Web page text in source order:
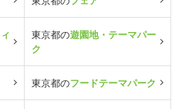
東京都の遊園地・テーマパー
ク
東京都のフードテーマパーク